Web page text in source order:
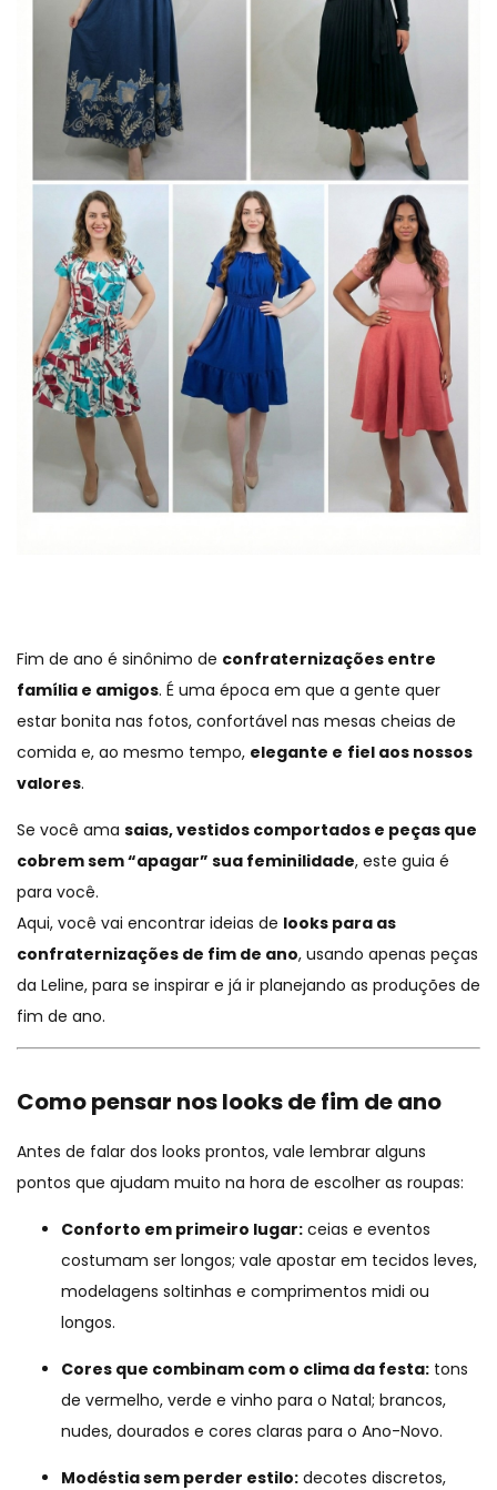
Fim de ano é sinônimo de confraternizações entre
família e amigos. É uma época em que a gente quer
estar bonita nas fotos, confortável nas mesas cheias de
comida e, ao mesmo tempo, elegante e fiel aos nossos
valores.
Se você ama saias, vestidos comportados e peças que
cobrem sem “apagar” sua feminilidade, este guia é
para você.
Aqui, você vai encontrar ideias de looks para as
confraternizações de fim de ano, usando apenas peças
da Leline, para se inspirar e já ir planejando as produções de
fim de ano.
Como pensar nos looks de fim de ano
Antes de falar dos looks prontos, vale lembrar alguns
pontos que ajudam muito na hora de escolher as roupas:
Conforto em primeiro lugar: ceias e eventos
costumam ser longos; vale apostar em tecidos leves,
modelagens soltinhas e comprimentos midi ou
longos.
Cores que combinam com o clima da festa: tons
de vermelho, verde e vinho para o Natal; brancos,
nudes, dourados e cores claras para o Ano-Novo.
Modéstia sem perder estilo: decotes discretos,